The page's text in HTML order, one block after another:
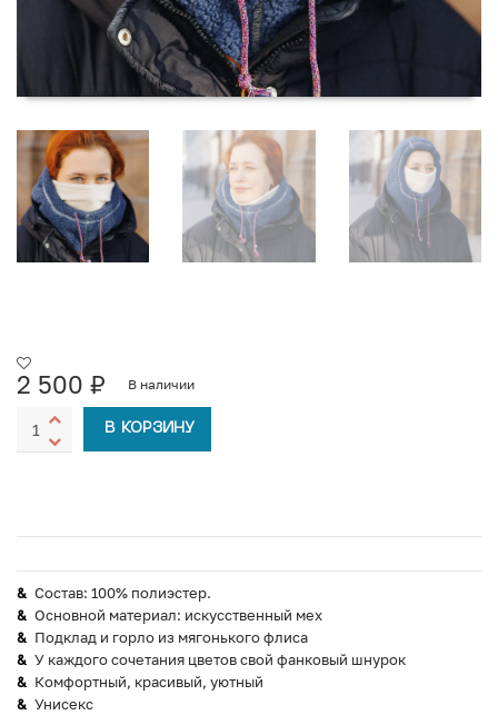
2 500 ₽ В наличии
В КОРЗИНУ
Состав: 100% полиэстер.
Основной материал: искусственный мех
Подклад и горло из мягонького флиса
У каждого сочетания цветов свой фанковый шнурок
Комфортный, красивый, уютный
Унисекс